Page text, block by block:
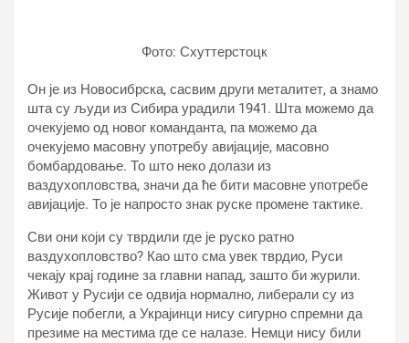
Фото: Схуттерстоцк
Он је из Новосибрска, сасвим други металитет, а знамо
шта су људи из Сибира урадили 1941. Шта можемо да
очекујемо од новог команданта, па можемо да
очекујемо масовну употребу авијације, масовно
бомбардовање. То што неко долази из
ваздухопловства, значи да ће бити масовне употребе
авијације. То је напросто знак руске промене тактике.
Сви они који су тврдили где је руско ратно
ваздухопловство? Као што сма увек тврдио, Руси
чекају крај године за главни напад, зашто би журили.
Живот у Русији се одвија нормално, либерали су из
Русије побегли, а Украјинци нису сигурно спремни да
презиме на местима где се налазе. Немци нису били